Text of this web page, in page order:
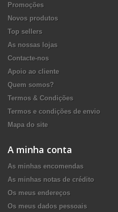
Promoções
Novos produtos
Top sellers
As nossas lojas
Contacte-nos
Apoio ao cliente
Quem somos?
Termos & Condições
Termos e condições de envio
Mapa do site
A minha conta
As minhas encomendas
As minhas notas de crédito
Os meus endereços
Os meus dados pessoais